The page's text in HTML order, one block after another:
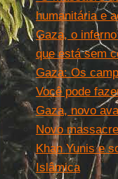
humanitária e
Gaza, o
que está sem
Gaza: Os
Você pode
Gaza, novo
Novo
Khan Yunis e
Islâmica